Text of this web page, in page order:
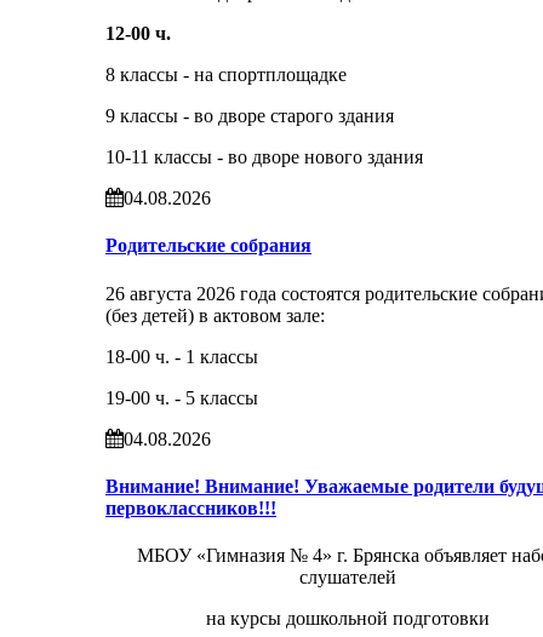
12-00 ч.
8 классы - на спортплощадке
9 классы - во дворе старого здания
10-11 классы - во дворе нового здания
04.08.2026
Родительские собрания
26 августа 2026 года состоятся родительские
(без детей) в актовом зале:
18-00 ч. - 1 классы
19-00 ч. - 5 классы
04.08.2026
Внимание! Внимание! Уважаемые родители
первоклассников!!!
МБОУ «Гимназия № 4» г. Брянска объявляет
слушателей
на курсы дошкольной подготовки